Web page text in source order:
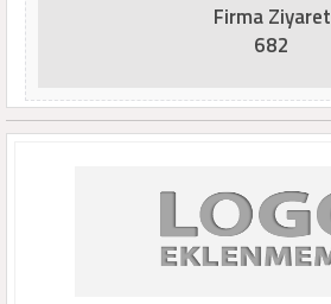
Firma Ziyaret
682